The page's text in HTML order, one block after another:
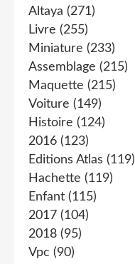
Altaya (271)
Livre (255)
Miniature (233)
Assemblage (215)
Maquette (215)
Voiture (149)
Histoire (124)
2016 (123)
Editions Atlas (119)
Hachette (119)
Enfant (115)
2017 (104)
2018 (95)
Vpc (90)